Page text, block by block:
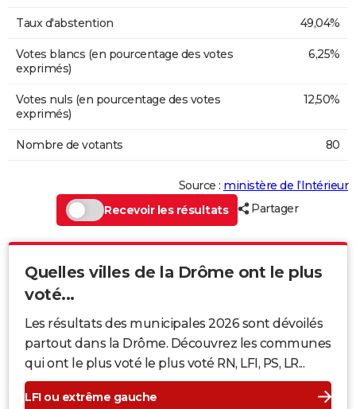
Taux d'abstention 49,04%
Votes blancs (en pourcentage des votes
exprimés)
6,25%
Votes nuls (en pourcentage des votes
exprimés)
12,50%
Nombre de votants 80
Source : ministère de l’Intérieur
Recevoir les résultats
Partager
Quelles villes de la Drôme ont le plus
voté...
Les résultats des municipales 2026 sont dévoilés
partout dans la Drôme. Découvrez les communes
qui ont le plus voté le plus voté RN, LFI, PS, LR...
LFI ou extrême gauche